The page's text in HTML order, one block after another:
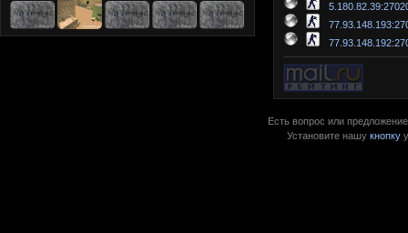
Есть вопрос или
Установите нашукнопку